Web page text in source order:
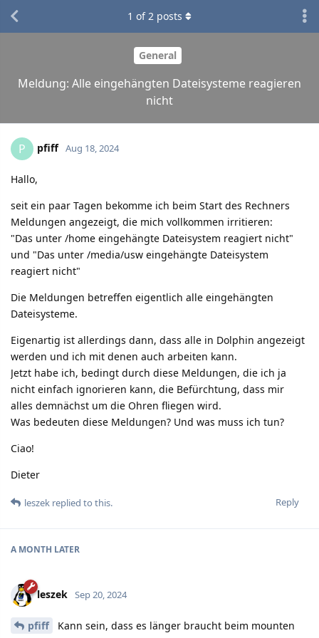
General
Meldung: Alle eingehängten Dateisysteme reagieren
nicht
1 of2 posts
P pfiff Aug 18, 2024
Hallo,
seit ein paar Tagen bekomme ich beim Start des Rechners
Meldungen angezeigt, die mich vollkommen irritieren:
"Das unter /home eingehängte Dateisystem reagiert nicht"
und "Das unter /media/usw eingehängte Dateisystem
reagiert nicht"
Die Meldungen betreffen eigentlich alle eingehängten
Dateisysteme.
Eigenartig ist allerdings dann, dass alle in Dolphin angezeigt
werden und ich mit denen auch arbeiten kann.
Jetzt habe ich, bedingt durch diese Meldungen, die ich ja
nicht einfach ignorieren kann, die Befürchtung, dass mir
alles demnächst um die Ohren fliegen wird.
Was bedeuten diese Meldungen? Und was muss ich tun?
Ciao!
Dieter
Reply
leszek replied to this.
A MONTH LATER
leszek Sep 20, 2024
pfiff
Kann sein, dass es länger braucht beim mounten